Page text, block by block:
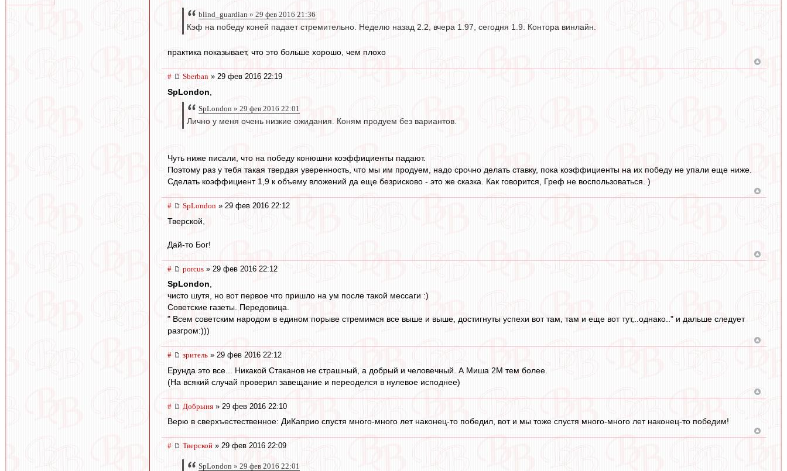
blind_guardian » 29 фев 2016 21:36
Кэф на победу коней падает стремительно. Неделю назад 2.2, вчера 1.97, сегодня 1.9. Контора винлайн.
практика показывает, что это больше хорошо, чем плохо
# Sberban » 29 фев 2016 22:19
SpLondon
SpLondon » 29 фев 2016 22:01
Лично у меня очень низкие ожидания. Коням продуем без вариантов.
Чуть ниже писали, что на победу конюшни коэффициенты падают.
Поэтому раз у тебя такая твердая уверенность, что мы им продуем, надо срочно делать ставку, пока коэффициенты на их победу не упали еще ниже.
Сделать коэффициент 1,9 к объему вложений да еще безрисково - это же сказка. Как говорится, Греф не воспользоваться. )
# SpLondon » 29 фев 2016 22:12
Тверской,
Дай-то Бог!
# porcus » 29 фев 2016 22:12
SpLondon
чисто шутя, но вот первое что пришло на ум после такой мессаги :)
Советские газеты. Передовица.
" Всем советским народом в едином порыве стремимся все выше и выше, достигнуты успехи вот там, там и еще вот тут,..однако.." и дальше следует
разгром:)))
# зpитель » 29 фев 2016 22:12
Ерунда это все... Никакой Стаканов не страшный, а добрый и человечный. А Миша 2М тем более.
(На всякий случай проверил завещание и переоделся в нулевое исподнее)
# Добрыня » 29 фев 2016 22:10
Верю в сверхъестественное: ДиКаприо спустя много-много лет наконец-то победил, вот и мы тоже спустя много-много лет наконец-то победим!
# Тверской » 29 фев 2016 22:09
SpLondon » 29 фев 2016 22:01